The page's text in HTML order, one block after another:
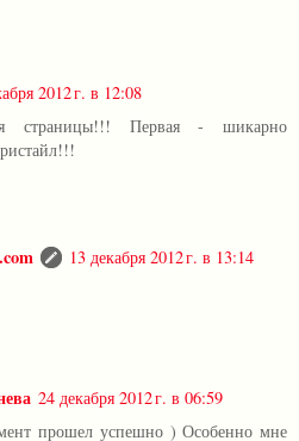
2012 г. в 12:08
страницы!!! Первая - шикарно
13 декабря 2012 г. в 13:14
24 декабря 2012 г. в 06:59
прошел успешно ) Особенно мне